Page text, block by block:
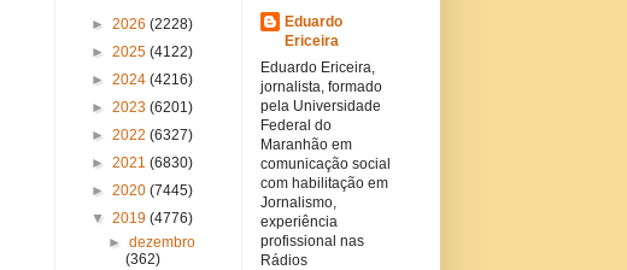
► 2026 (2228)
► 2025 (4122)
► 2024 (4216)
► 2023 (6201)
► 2022 (6327)
► 2021 (6830)
► 2020 (7445)
▼ 2019 (4776)
► dezembro
(362)
Eduardo
Ericeira
Eduardo Ericeira,
jornalista, formado
pela Universidade
Federal do
Maranhão em
comunicação social
com habilitação em
Jornalismo,
experiência
profissional nas
Rádios